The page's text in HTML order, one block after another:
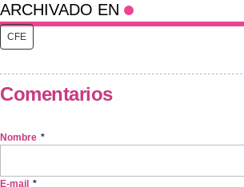
ARCHIVADO EN
CFE
Comentarios
Nombre *
E-mail *